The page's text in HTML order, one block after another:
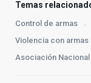
Temas
Control de armas
Violencia con
Asociación Nacional